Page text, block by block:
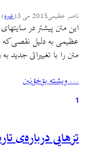
ناصر عظیمی2015 می 3 (غىره)
این متن پیشتر در
عظیمی به دلیل نقصی که
متن را با تغییراتی جدید
و برده‌گیری زنان و
مذهبی، سال‌های سیاهی
… ويشته بۊخؤنين
1
تزهایی درباره‌ی